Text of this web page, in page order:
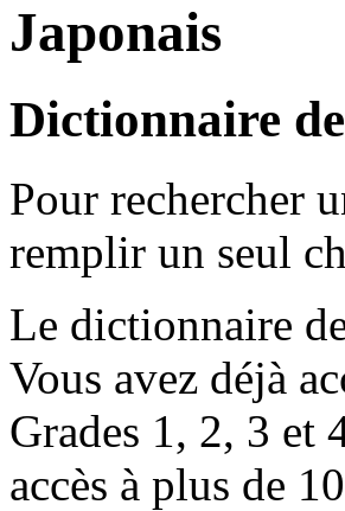
Japonais
Dictionnaire
Pour rechercher
remplir un seul
Le dictionnaire
Vous avez déjà
Grades 1, 2, 3 et
accès à plus de